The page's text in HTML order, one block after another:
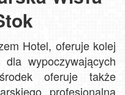
Hotel, oferuje kolej
wypoczywających
oferuje także
profesjonalną